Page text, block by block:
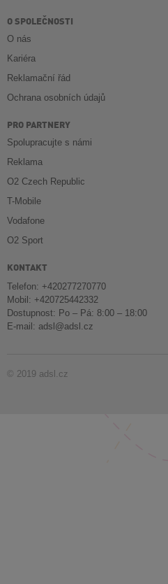
O SPOLEČNOSTI
O nás
Kariéra
Reklamační řád
Ochrana osobních údajů
PRO PARTNERY
Spolupracujte s námi
Reklama
O2 Czech Republic
T-Mobile
Vodafone
O2 Sport
KONTAKT
Telefon: +420277270770
Mobil: +420725442332
Dostupnost: Po – Pá: 8:00 – 18:00
E-mail: adsl@adsl.cz
© 2019 adsl.cz